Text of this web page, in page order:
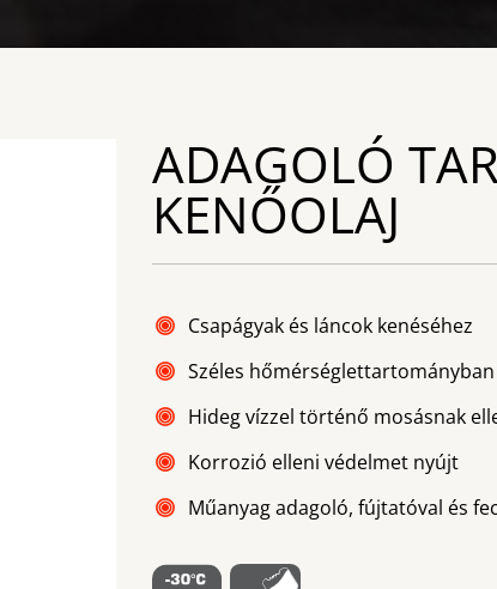
ADAGOLÓ
KENŐOLAJ
Csapágyak és láncok kenéséhez
Széles
Hideg vízzel történő mosásnak
Korrozió elleni védelmet nyújt
Műanyag adagoló, fújtatóval és